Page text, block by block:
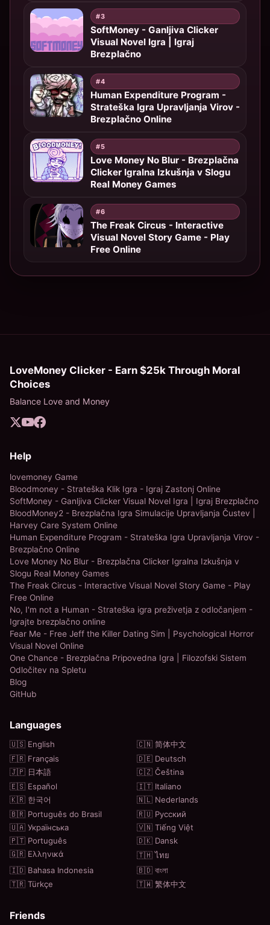
#3
SoftMoney - Ganljiva Clicker
Visual Novel Igra | Igraj
Brezplačno
#4
Human Expenditure Program -
Strateška Igra Upravljanja Virov -
Brezplačno Online
#5
Love Money No Blur - Brezplačna
Clicker Igralna Izkušnja v Slogu
Real Money Games
#6
The Freak Circus - Interactive
Visual Novel Story Game - Play
Free Online
LoveMoney Clicker - Earn $25k Through Moral
Choices
Balance Love and Money
Help
lovemoney Game
Bloodmoney - Strateška Klik Igra - Igraj Zastonj Online
SoftMoney - Ganljiva Clicker Visual Novel Igra | Igraj Brezplačno
BloodMoney2 - Brezplačna Igra Simulacije Upravljanja Čustev |
Harvey Care System Online
Human Expenditure Program - Strateška Igra Upravljanja Virov -
Brezplačno Online
Love Money No Blur - Brezplačna Clicker Igralna Izkušnja v
Slogu Real Money Games
The Freak Circus - Interactive Visual Novel Story Game - Play
Free Online
No, I'm not a Human - Strateška igra preživetja z odločanjem -
Igrajte brezplačno online
Fear Me - Free Jeff the Killer Dating Sim | Psychological Horror
Visual Novel Online
One Chance - Brezplačna Pripovedna Igra | Filozofski Sistem
Odločitev na Spletu
Blog
GitHub
Languages
🇺🇸 English
🇨🇳 简体中文
🇫🇷 Français
🇩🇪 Deutsch
🇯🇵 日本語
🇨🇿 Čeština
🇪🇸 Español
🇮🇹 Italiano
🇰🇷 한국어
🇳🇱 Nederlands
🇧🇷 Português do Brasil
🇷🇺 Русский
🇺🇦 Українська
🇻🇳 Tiếng Việt
🇵🇹 Português
🇩🇰 Dansk
🇬🇷 Ελληνικά
🇹🇭 ไทย
🇮🇩 Bahasa Indonesia
🇧🇩 বাংলা
🇹🇷 Türkçe
🇹🇼 繁体中文
Friends